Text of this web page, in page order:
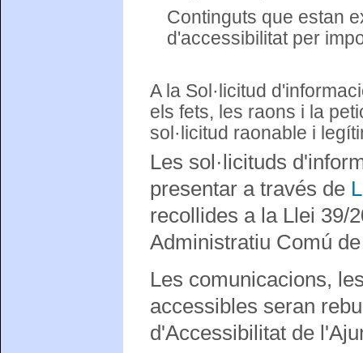
Continguts que estan
d'accessibilitat per
A la Sol·licitud
els fets, les raons i la
sol·licitud raonable i
Les sol·licituds
presentar a través de
recollides a la Llei 39/
Administratiu Comú
Les comunicacions,
accessibles seran
d'Accessibilitat de